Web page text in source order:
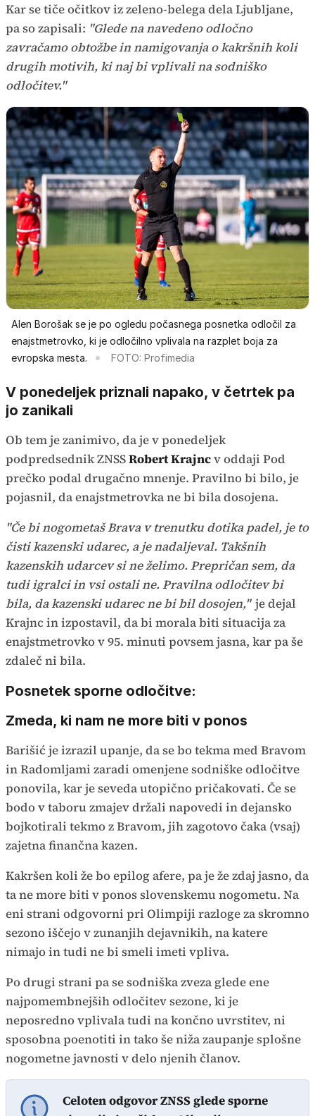
Kar se tiče očitkov iz zeleno-belega dela Ljubljane,
pa so zapisali: "Glede na navedeno odločno
zavračamo obtožbe in namigovanja o kakršnih koli
drugih motivih, ki naj bi vplivali na sodniško
odločitev."
Alen Borošak se je po ogledu počasnega posnetka odločil za
enajstmetrovko, ki je odločilno vplivala na razplet boja za
evropska mesta.
FOTO: Profimedia
V ponedeljek priznali napako, v četrtek pa
jo zanikali
Ob tem je zanimivo, da je v ponedeljek
podpredsednik ZNSSRobert Krajncv oddaji Pod
prečko podal drugačno mnenje. Pravilno bi bilo, je
pojasnil, da enajstmetrovka ne bi bila dosojena.
"Če bi nogometaš Brava v trenutku dotika padel, je to
čisti kazenski udarec, a je nadaljeval. Takšnih
kazenskih udarcev si ne želimo. Prepričan sem, da
tudi igralci in vsi ostali ne. Pravilna odločitev bi
bila, da kazenski udarec ne bi bil dosojen," je dejal
Krajnc in izpostavil, da bi morala biti situacija za
enajstmetrovko v 95. minuti povsem jasna, kar pa še
zdaleč ni bila.
Posnetek sporne odločitve:
Zmeda, ki nam ne more biti v ponos
Barišić je izrazil upanje, da se bo tekma med Bravom
in Radomljami zaradi omenjene sodniške odločitve
ponovila, kar je seveda utopično pričakovati. Če se
bodo v taboru zmajev držali napovedi in dejansko
bojkotirali tekmo z Bravom, jih zagotovo čaka (vsaj)
zajetna finančna kazen.
Kakršen koli že bo epilog afere, pa je že zdaj jasno, da
ta ne more biti v ponos slovenskemu nogometu. Na
eni strani odgovorni pri Olimpiji razloge za skromno
sezono iščejo v zunanjih dejavnikih, na katere
nimajo in tudi ne bi smeli imeti vpliva.
Po drugi strani pa se sodniška zveza glede ene
najpomembnejših odločitev sezone, ki je
neposredno vplivala tudi na končno uvrstitev, ni
sposobna poenotiti in tako še niža zaupanje splošne
nogometne javnosti v delo njenih članov.
Celoten odgovor ZNSS glede sporne